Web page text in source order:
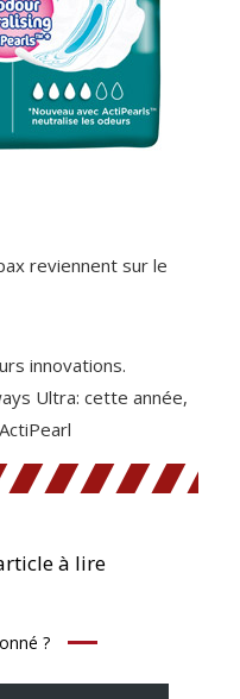
reviennent sur le
innovations.
Ultra: cette année,
à lire
?